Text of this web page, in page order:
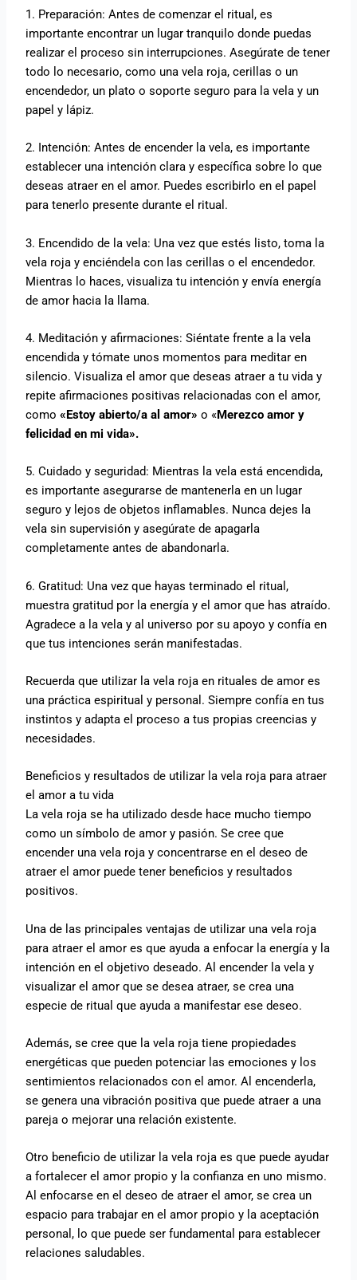
1. Preparación: Antes de comenzar el ritual, es
importante encontrar un lugar tranquilo donde puedas
realizar el proceso sin interrupciones. Asegúrate de tener
todo lo necesario, como una vela roja, cerillas o un
encendedor, un plato o soporte seguro para la vela y un
papel y lápiz.
2. Intención: Antes de encender la vela, es importante
establecer una intención clara y específica sobre lo que
deseas atraer en el amor. Puedes escribirlo en el papel
para tenerlo presente durante el ritual.
3. Encendido de la vela: Una vez que estés listo, toma la
vela roja y enciéndela con las cerillas o el encendedor.
Mientras lo haces, visualiza tu intención y envía energía
de amor hacia la llama.
4. Meditación y afirmaciones: Siéntate frente a la vela
encendida y tómate unos momentos para meditar en
silencio. Visualiza el amor que deseas atraer a tu vida y
repite afirmaciones positivas relacionadas con el amor,
como «Estoy abierto/a al amor» o «Merezco amor y
felicidad en mi vida».
5. Cuidado y seguridad: Mientras la vela está encendida,
es importante asegurarse de mantenerla en un lugar
seguro y lejos de objetos inflamables. Nunca dejes la
vela sin supervisión y asegúrate de apagarla
completamente antes de abandonarla.
6. Gratitud: Una vez que hayas terminado el ritual,
muestra gratitud por la energía y el amor que has atraído.
Agradece a la vela y al universo por su apoyo y confía en
que tus intenciones serán manifestadas.
Recuerda que utilizar la vela roja en rituales de amor es
una práctica espiritual y personal. Siempre confía en tus
instintos y adapta el proceso a tus propias creencias y
necesidades.
Beneficios y resultados de utilizar la vela roja para atraer
el amor a tu vida
La vela roja se ha utilizado desde hace mucho tiempo
como un símbolo de amor y pasión. Se cree que
encender una vela roja y concentrarse en el deseo de
atraer el amor puede tener beneficios y resultados
positivos.
Una de las principales ventajas de utilizar una vela roja
para atraer el amor es que ayuda a enfocar la energía y la
intención en el objetivo deseado. Al encender la vela y
visualizar el amor que se desea atraer, se crea una
especie de ritual que ayuda a manifestar ese deseo.
Además, se cree que la vela roja tiene propiedades
energéticas que pueden potenciar las emociones y los
sentimientos relacionados con el amor. Al encenderla,
se genera una vibración positiva que puede atraer a una
pareja o mejorar una relación existente.
Otro beneficio de utilizar la vela roja es que puede ayudar
a fortalecer el amor propio y la confianza en uno mismo.
Al enfocarse en el deseo de atraer el amor, se crea un
espacio para trabajar en el amor propio y la aceptación
personal, lo que puede ser fundamental para establecer
relaciones saludables.